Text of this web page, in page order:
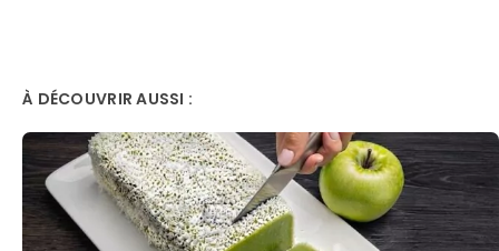
À DÉCOUVRIR AUSSI :